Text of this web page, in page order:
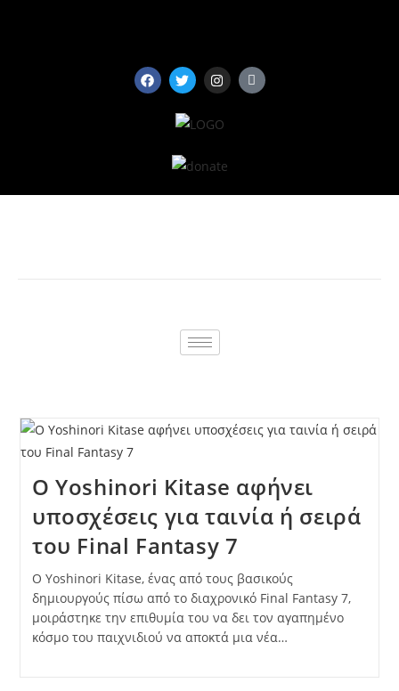
Ο Yoshinori Kitase αφήνει
υποσχέσεις για ταινία ή σειρά
του Final Fantasy 7
Ο Yoshinori Kitase, ένας από τους βασικούς
δημιουργούς πίσω από το διαχρονικό Final Fantasy 7,
μοιράστηκε την επιθυμία του να δει τον αγαπημένο
κόσμο του παιχνιδιού να αποκτά μια νέα…